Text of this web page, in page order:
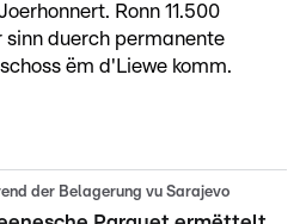
Ronn 11.500
sinn duerch permanente
ëm d'Liewe komm.
der Belagerung vu Sarajevo